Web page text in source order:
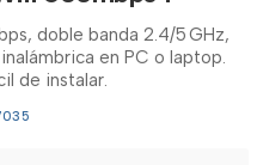
doble banda 2.4/5 GHz,
en PC o laptop.
de instalar.